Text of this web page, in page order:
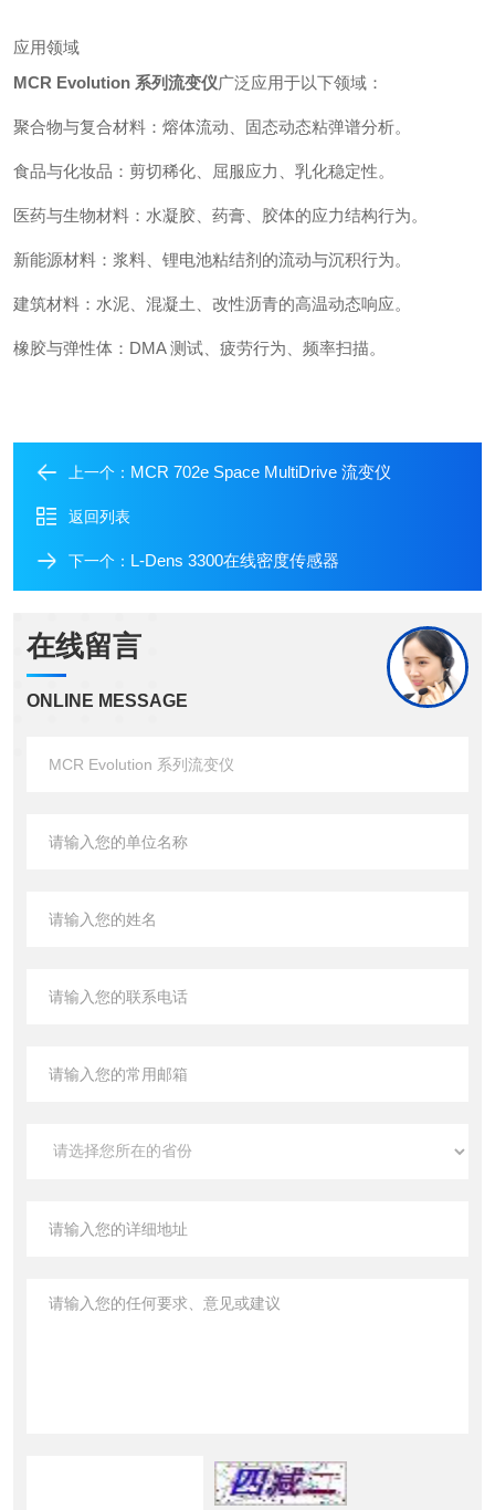
应用领域
MCR Evolution 系列流变仪广泛应用于以下领域：
聚合物与复合材料：熔体流动、固态动态粘弹谱分析。
食品与化妆品：剪切稀化、屈服应力、乳化稳定性。
医药与生物材料：水凝胶、药膏、胶体的应力结构行为。
新能源材料：浆料、锂电池粘结剂的流动与沉积行为。
建筑材料：水泥、混凝土、改性沥青的高温动态响应。
橡胶与弹性体：DMA 测试、疲劳行为、频率扫描。
上一个： MCR 702e Space MultiDrive 流变仪
返回列表
下一个： L-Dens 3300在线密度传感器
在线留言
ONLINE MESSAGE